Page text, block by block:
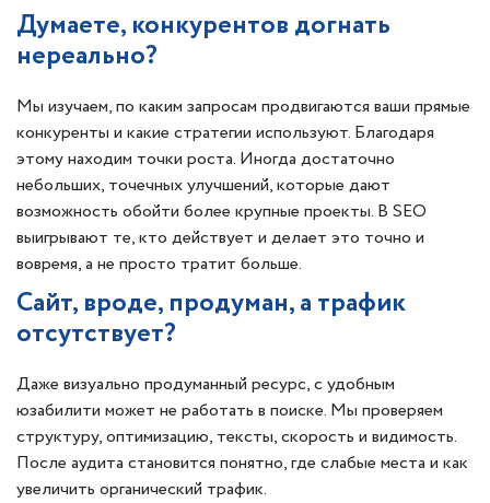
Думаете, конкурентов догнать
нереально?
Мы изучаем, по каким запросам продвигаются ваши прямые
конкуренты и какие стратегии используют. Благодаря
этому находим точки роста. Иногда достаточно
небольших, точечных улучшений, которые дают
возможность обойти более крупные проекты. В SEO
выигрывают те, кто действует и делает это точно и
вовремя, а не просто тратит больше.
Сайт, вроде, продуман, а трафик
отсутствует?
Даже визуально продуманный ресурс, с удобным
юзабилити может не работать в поиске. Мы проверяем
структуру, оптимизацию, тексты, скорость и видимость.
После аудита становится понятно, где слабые места и как
увеличить органический трафик.